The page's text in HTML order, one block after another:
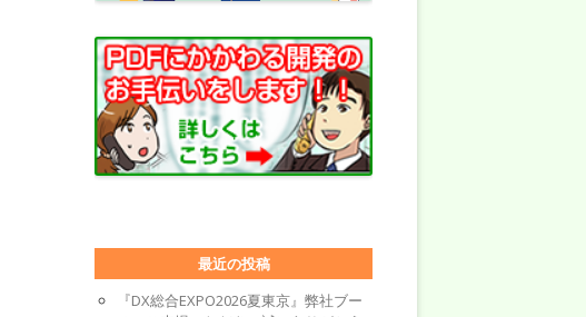
最近の投稿
『DX総合EXPO2026夏東京』弊社ブー